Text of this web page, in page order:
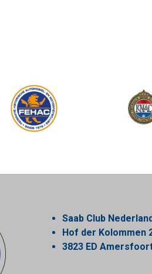
Saab Club
Hof der Kolommen
3823 ED